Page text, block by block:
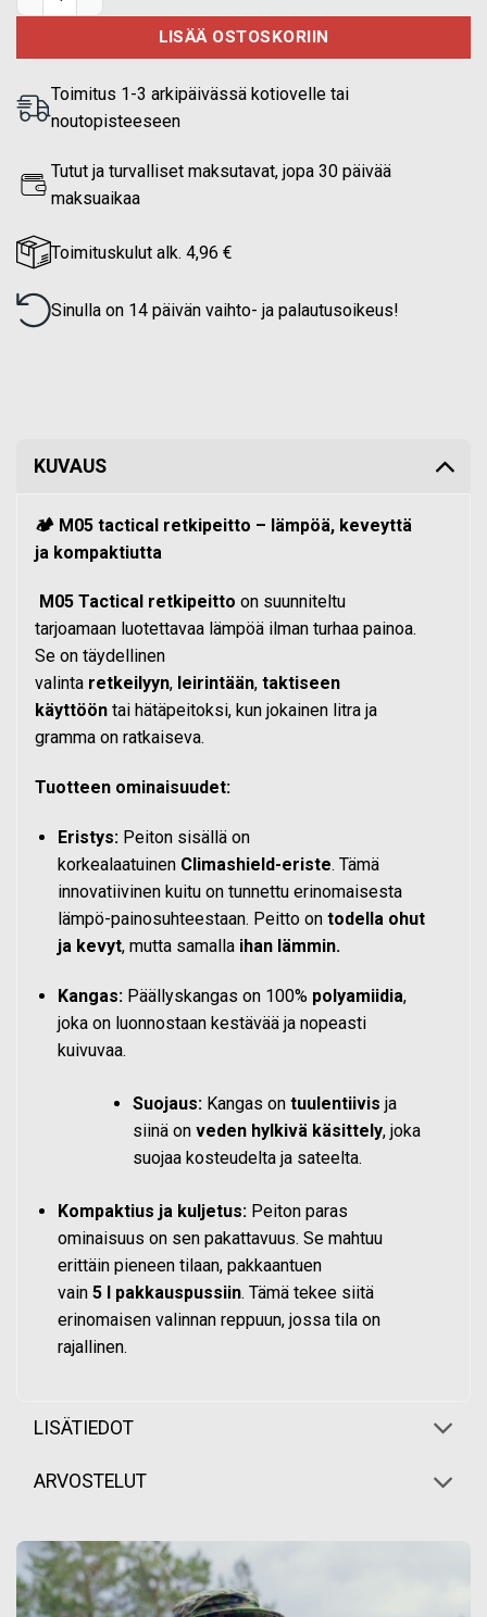
LISÄÄ OSTOSKORIIN
Toimitus 1-3 arkipäivässä kotiovelle tai
noutopisteeseen
Tutut ja turvalliset maksutavat, jopa 30 päivää
maksuaikaa
Toimituskulut alk. 4,96 €
Sinulla on 14 päivän vaihto- ja palautusoikeus!
KUVAUS
🏕️ M05 tactical retkipeitto – lämpöä, keveyttä
ja kompaktiutta
M05 Tactical retkipeitto on suunniteltu
tarjoamaan luotettavaa lämpöä ilman turhaa painoa.
Se on täydellinen
valinta retkeilyyn, leirintään, taktiseen
käyttöön tai hätäpeitoksi, kun jokainen litra ja
gramma on ratkaiseva.
Tuotteen ominaisuudet:
Eristys:Peiton sisällä on
korkealaatuinen Climashield-eriste. Tämä
innovatiivinen kuitu on tunnettu erinomaisesta
lämpö-painosuhteestaan. Peitto on todella ohut
ja kevyt, mutta samalla ihan lämmin.
Kangas:Päällyskangas on 100% polyamiidia,
joka on luonnostaan kestävää ja nopeasti
kuivuvaa.
Suojaus:Kangas on tuulentiivis ja
siinä on veden hylkivä käsittely, joka
suojaa kosteudelta ja sateelta.
Kompaktius ja kuljetus:Peiton paras
ominaisuus on sen pakattavuus. Se mahtuu
erittäin pieneen tilaan, pakkaantuen
vain 5lpakkauspussiin. Tämä tekee siitä
erinomaisen valinnan reppuun, jossa tila on
rajallinen.
LISÄTIEDOT
ARVOSTELUT